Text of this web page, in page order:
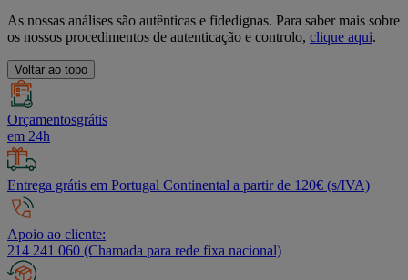
As nossas análises são autênticas e fidedignas. Para saber mais sobre
os nossos procedimentos de autenticação e controlo, clique aqui.
Voltar ao topo
Orçamentosgrátis
em 24h
Entrega grátis em Portugal Continental a partir de 120€ (s/IVA)
Apoio ao cliente:
214 241 060 (Chamada para rede fixa nacional)